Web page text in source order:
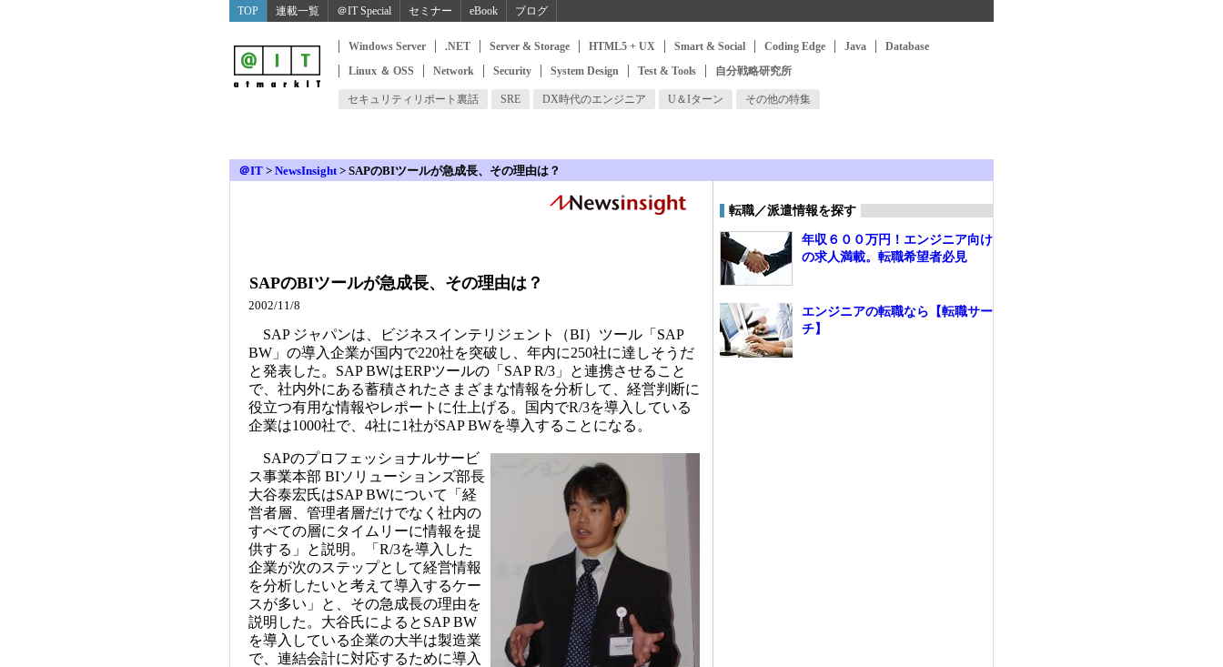
TOP 連載一覧 ＠IT Special セミナー eBook ブログ
Windows Server .NET Server & Storage HTML5 + UX Smart & Social Coding Edge Java
Database
Linux ＆ OSS
Network Security System Design Test & Tools 自分戦略研究所
セキュリティリポート裏話 SRE DX時代のエンジニア U＆Iターン その他の特集
＠IT > NewsInsight> SAPのBIツールが急成長、その理由は？
SAPのBIツールが急成長、その理由は？
2002/11/8
SAP ジャパンは、ビジネスインテリジェント（BI）ツール「SAP
BW」の導入企業が国内で220社を突破し、年内に250社に達しそうだ
と発表した。SAP BWはERPツールの「SAP R/3」と連携させること
で、社内外にある蓄積されたさまざまな情報を分析して、経営判断に
役立つ有用な情報やレポートに仕上げる。国内でR/3を導入している
企業は1000社で、4社に1社がSAP BWを導入することになる。
SAPのプロフェッショナルサービ
ス事業本部 BIソリューションズ部長
大谷泰宏氏はSAP BWについて「経
営者層、管理者層だけでなく社内の
すべての層にタイムリーに情報を提
供する」と説明。「R/3を導入した
企業が次のステップとして経営情報
を分析したいと考えて導入するケー
スが多い」と、その急成長の理由を
説明した。大谷氏によるとSAP BW
を導入している企業の大半は製造業
で、連結会計に対応するために導入
転職／派遣情報を探す
年収６００万円！エンジニア向け
の求人満載。転職希望者必見
エンジニアの転職なら【転職サー
チ】